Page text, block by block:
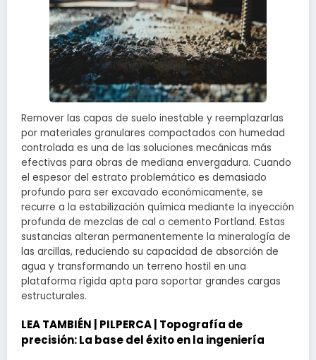
Remover las capas de suelo inestable y reemplazarlas
por materiales granulares compactados con humedad
controlada es una de las soluciones mecánicas más
efectivas para obras de mediana envergadura. Cuando
el espesor del estrato problemático es demasiado
profundo para ser excavado económicamente, se
recurre a la estabilización química mediante la inyección
profunda de mezclas de cal o cemento Portland. Estas
sustancias alteran permanentemente la mineralogía de
las arcillas, reduciendo su capacidad de absorción de
agua y transformando un terreno hostil en una
plataforma rígida apta para soportar grandes cargas
estructurales.
LEA TAMBIÉN | PILPERCA | Topografía de
precisión: La base del éxito en la ingeniería